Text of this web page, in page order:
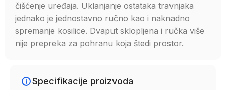
čišćenje uređaja. Uklanjanje ostataka travnjaka
jednako je jednostavno ručno kao i naknadno
spremanje kosilice. Dvaput sklopljena i ručka više
nije prepreka za pohranu koja štedi prostor.
Specifikacije proizvoda